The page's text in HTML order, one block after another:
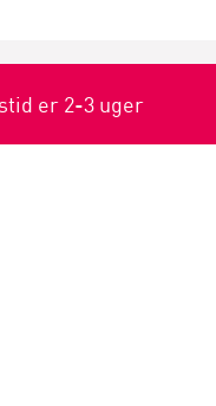
er 2-3 uger